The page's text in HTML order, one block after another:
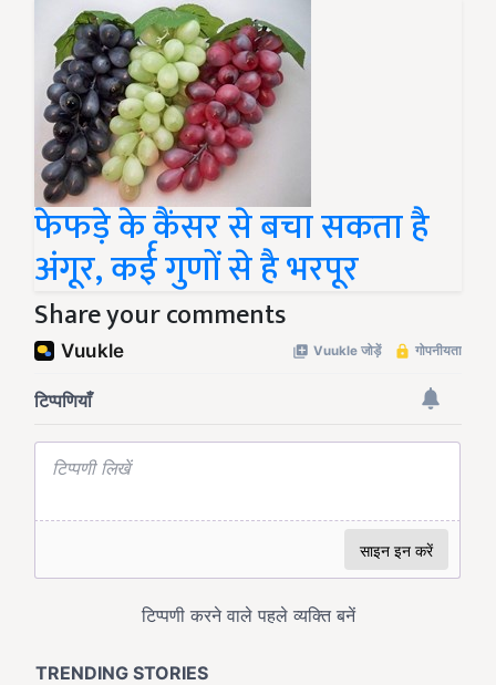
फेफड़े के कैंसर से बचा सकता है
अंगूर, कर्ई गुणों से है भरपूर
Share your comments